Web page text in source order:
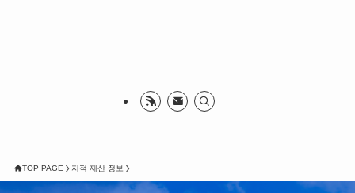
TOP PAGE 지적 재산 정보